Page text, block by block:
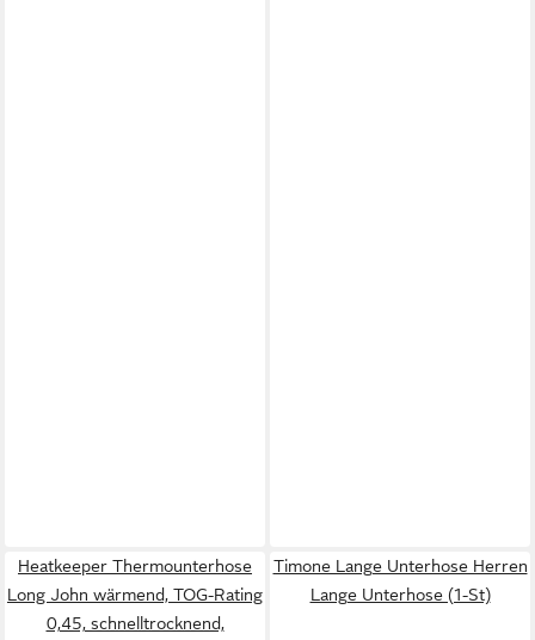
Heatkeeper Thermounterhose
Long John wärmend, TOG-Rating
0,45, schnelltrocknend,
Timone Lange Unterhose Herren
Lange Unterhose (1-St)